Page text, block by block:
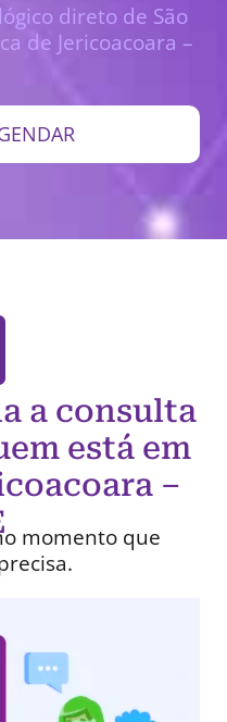
direto de São
de Jericoacoara –
a consulta
está em
–
momento que